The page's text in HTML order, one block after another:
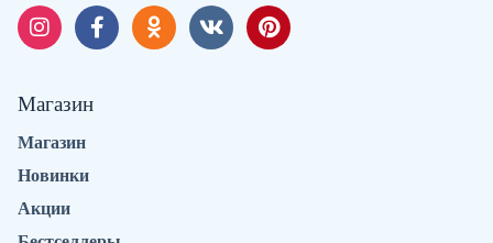
Магазин
Магазин
Новинки
Акции